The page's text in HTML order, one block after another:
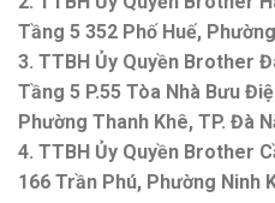
Tầng 5 352 Phố Huế,
3. TTBH Ủy Quyền Brother
Tầng 5 P.55 Tòa Nhà Bưu
Phường Thanh Khê, TP. Đà
4. TTBH Ủy Quyền Brother
166 Trần Phú, Phường Ninh